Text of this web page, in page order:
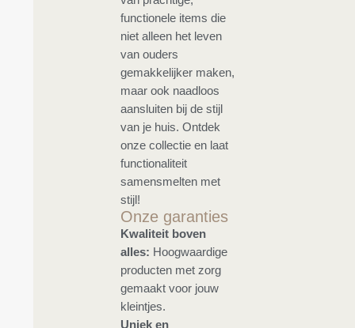
functionele items die
niet alleen het leven
van ouders
gemakkelijker maken,
maar ook naadloos
aansluiten bij de stijl
van je huis. Ontdek
onze collectie en laat
functionaliteit
samensmelten met
stijl!
Onze garanties
Kwaliteit boven
alles: Hoogwaardige
producten met zorg
gemaakt voor jouw
kleintjes.
Uniek en